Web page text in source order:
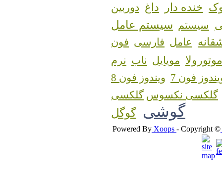
خنده دار داغ دوربین
سیستم سیستم عامل
عامل فارسی فون
موتورولا مویایل ناب نرم
فون 7
ویندوز فون 8
گلکسی نکسوس
گوشی گوگل
Powered By Xoops - Copyright ©